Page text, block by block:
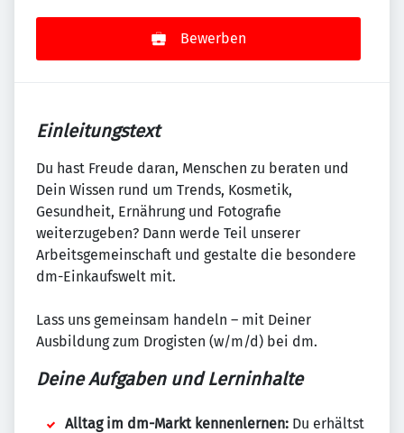
Bewerben
Einleitungstext
Du hast Freude daran, Menschen zu beraten und
Dein Wissen rund um Trends, Kosmetik,
Gesundheit, Ernährung und Fotografie
weiterzugeben? Dann werde Teil unserer
Arbeitsgemeinschaft und gestalte die besondere
dm-Einkaufswelt mit.
Lass uns gemeinsam handeln – mit Deiner
Ausbildung zum Drogisten (w/m/d) bei dm.
Deine Aufgaben und Lerninhalte
Alltag im dm-Markt kennenlernen: Du erhältst